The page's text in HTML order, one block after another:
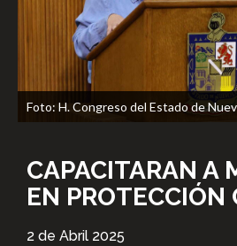
Foto: H. Congreso del Estado de
CAPACITARAN A
EN PROTECCIÓN
2 de Abril 2025